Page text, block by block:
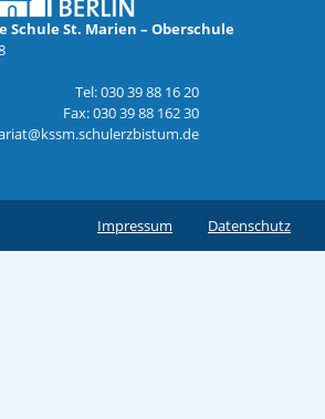
Schule St. Marien – Oberschule
Tel: 030 39 88 16 20
Fax: 030 39 88 162 30
Impressum Datenschutz